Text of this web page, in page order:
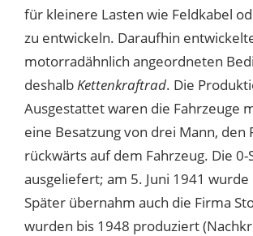
für kleinere Lasten wie Feldkabel
zu entwickeln. Daraufhin
motorradähnlich angeordneten
deshalb Kettenkraftrad. Die
Ausgestattet waren die Fahrzeuge
eine Besatzung von drei Mann,
rückwärts auf dem Fahrzeug. Die
ausgeliefert; am 5. Juni 1941
Später übernahm auch die Firma
wurden bis 1948 produziert